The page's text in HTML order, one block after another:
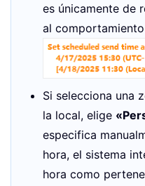
es únicamente de
al
Si selecciona una
la local, elige
especifica
hora, el sistema
hora como